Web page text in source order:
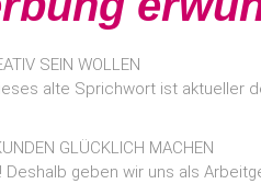
SEIN WOLLEN
alte Sprichwort ist
GLÜCKLICH MACHEN
geben wir uns als